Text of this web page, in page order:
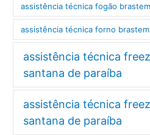
assistência técnica fogão
assistência técnica forno
assistência técnica
santana de paraíba
assistência técnica
santana de paraíba